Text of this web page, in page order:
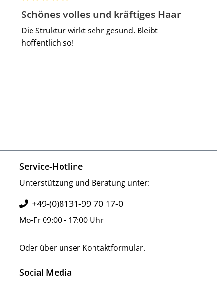
Bewertung mit 5 von 5 Sternen
Schönes volles und kräftiges Haar
Die Struktur wirkt sehr gesund. Bleibt
hoffentlich so!
Service-Hotline
Unterstützung und Beratung unter:
+49-(0)8131-99 70 17-0
Mo-Fr 09:00 - 17:00 Uhr
Oder über unser Kontaktformular.
Social Media